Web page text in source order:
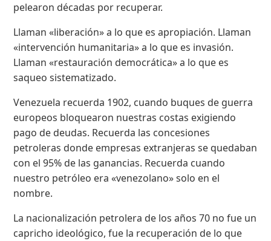
pelearon décadas por recuperar.
Llaman «liberación» a lo que es apropiación. Llaman
«intervención humanitaria» a lo que es invasión.
Llaman «restauración democrática» a lo que es
saqueo sistematizado.
Venezuela recuerda 1902, cuando buques de guerra
europeos bloquearon nuestras costas exigiendo
pago de deudas. Recuerda las concesiones
petroleras donde empresas extranjeras se quedaban
con el 95% de las ganancias. Recuerda cuando
nuestro petróleo era «venezolano» solo en el
nombre.
La nacionalización petrolera de los años 70 no fue un
capricho ideológico, fue la recuperación de lo que